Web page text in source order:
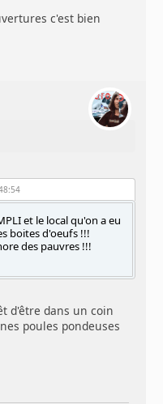
c'est bien
et le local qu'on a eu
boites d'oeufs !!!
des pauvres !!!
d'être dans un coin
poules pondeuses